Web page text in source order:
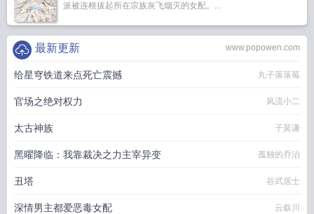
派被连根拔起所在宗族灰飞烟灭的女配。...
www.popowen.com
最新更新
给星穹铁道来点死亡震撼 丸子落落莓
官场之绝对权力 风流小二
太古神族 子莫谦
黑曜降临：我靠裁决之力主宰异变 孤独的乔治
丑塔 谷武居士
深情男主都爱恶毒女配 云叙川